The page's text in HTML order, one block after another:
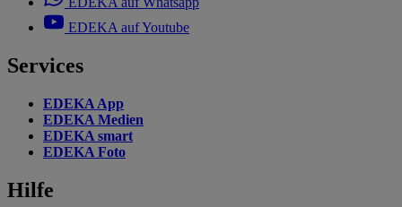
EDEKA auf Youtube
Services
EDEKA App
EDEKA Medien
EDEKA smart
EDEKA Foto
Hilfe